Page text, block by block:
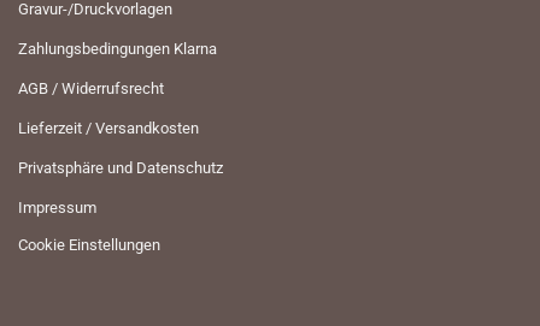
Gravur-/Druckvorlagen
Zahlungsbedingungen Klarna
AGB / Widerrufsrecht
Lieferzeit / Versandkosten
Privatsphäre und Datenschutz
Impressum
Cookie Einstellungen